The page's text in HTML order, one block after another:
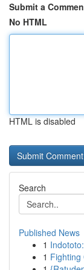
Submit a
No HTML
HTML is disabled
Search
Published News
1
1 Fighting